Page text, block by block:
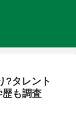
?タレント
も調査